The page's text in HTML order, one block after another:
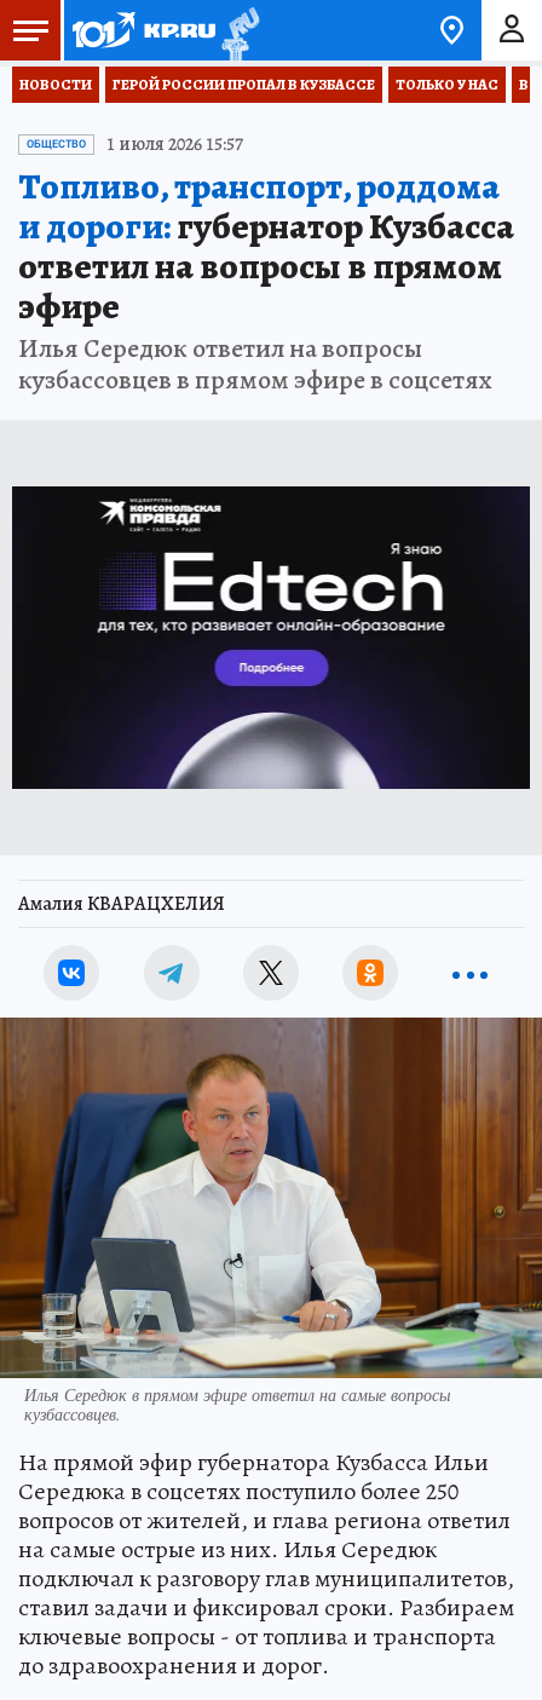
НОВОСТИ ГЕРОЙ РОССИИ ПРОПАЛ В КУЗБАССЕ ТОЛЬКО У НАС
ОБЩЕСТВО 1 июля 2026 15:57
Топливо, транспорт, роддома
и дороги:губернатор Кузбасса
ответил на вопросы в прямом
эфире
Илья Середюк ответил на вопросы
кузбассовцев в прямом эфире в соцсетях
Амалия КВАРАЦХЕЛИЯ
Илья Середюк в прямом эфире ответил на самые вопросы
кузбассовцев.
На прямой эфир губернатора Кузбасса Ильи
Середюка в соцсетях поступило более 250
вопросов от жителей, и глава региона ответил
на самые острые из них. Илья Середюк
подключал к разговору глав муниципалитетов,
ставил задачи и фиксировал сроки. Разбираем
ключевые вопросы - от топлива и транспорта
до здравоохранения и дорог.